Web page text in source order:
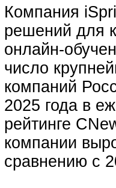
Компания
решений для
онлайн-
число
компаний
2025 года в
рейтинге
компании
сравнению с